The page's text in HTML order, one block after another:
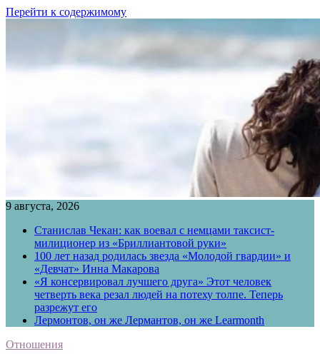
Перейти к содержимому
9 августа, 2026
Станислав Чекан: как воевал с немцами таксист-
милиционер из «Бриллиантовой руки»
100 лет назад родилась звезда «Молодой гвардии» и
«Девчат» Инна Макарова
«Я консервировал лучшего друга» Этот человек
четверть века резал людей на потеху толпе. Теперь
разрежут его
Лермонтов, он же Лермантов, он же Learmonth
Отношения